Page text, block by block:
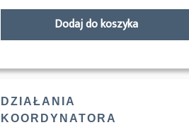
Dodaj do koszyka
DZIAŁANIA
KOORDYNATORA